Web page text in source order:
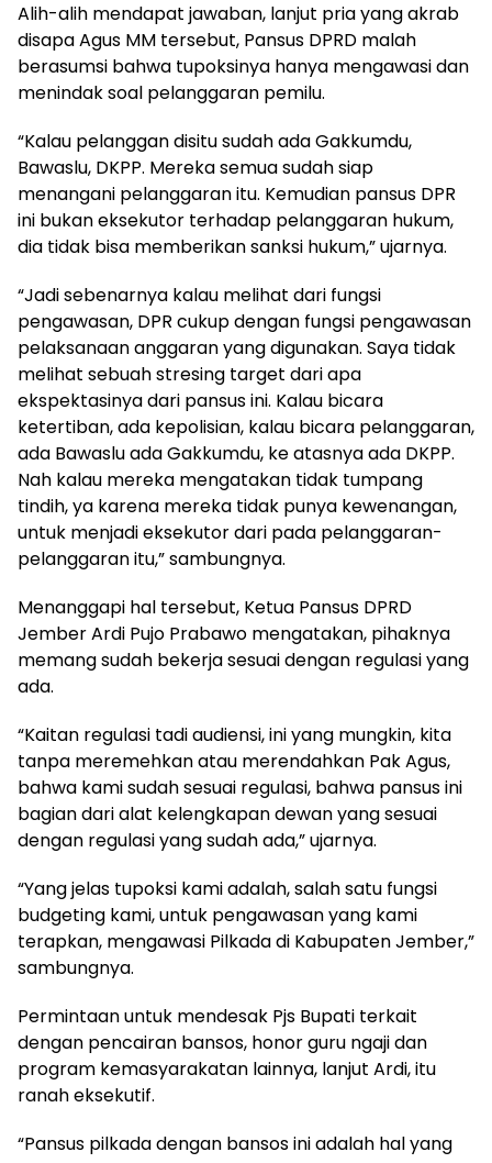
Alih-alih mendapat jawaban, lanjut pria yang akrab
disapa Agus MM tersebut, Pansus DPRD malah
berasumsi bahwa tupoksinya hanya mengawasi dan
menindak soal pelanggaran pemilu.
“Kalau pelanggan disitu sudah ada Gakkumdu,
Bawaslu, DKPP. Mereka semua sudah siap
menangani pelanggaran itu. Kemudian pansus DPR
ini bukan eksekutor terhadap pelanggaran hukum,
dia tidak bisa memberikan sanksi hukum,” ujarnya.
“Jadi sebenarnya kalau melihat dari fungsi
pengawasan, DPR cukup dengan fungsi pengawasan
pelaksanaan anggaran yang digunakan. Saya tidak
melihat sebuah stresing target dari apa
ekspektasinya dari pansus ini. Kalau bicara
ketertiban, ada kepolisian, kalau bicara pelanggaran,
ada Bawaslu ada Gakkumdu, ke atasnya ada DKPP.
Nah kalau mereka mengatakan tidak tumpang
tindih, ya karena mereka tidak punya kewenangan,
untuk menjadi eksekutor dari pada pelanggaran-
pelanggaran itu,” sambungnya.
Menanggapi hal tersebut, Ketua Pansus DPRD
Jember Ardi Pujo Prabawo mengatakan, pihaknya
memang sudah bekerja sesuai dengan regulasi yang
ada.
“Kaitan regulasi tadi audiensi, ini yang mungkin, kita
tanpa meremehkan atau merendahkan Pak Agus,
bahwa kami sudah sesuai regulasi, bahwa pansus ini
bagian dari alat kelengkapan dewan yang sesuai
dengan regulasi yang sudah ada,” ujarnya.
“Yang jelas tupoksi kami adalah, salah satu fungsi
budgeting kami, untuk pengawasan yang kami
terapkan, mengawasi Pilkada di Kabupaten Jember,”
sambungnya.
Permintaan untuk mendesak Pjs Bupati terkait
dengan pencairan bansos, honor guru ngaji dan
program kemasyarakatan lainnya, lanjut Ardi, itu
ranah eksekutif.
“Pansus pilkada dengan bansos ini adalah hal yang